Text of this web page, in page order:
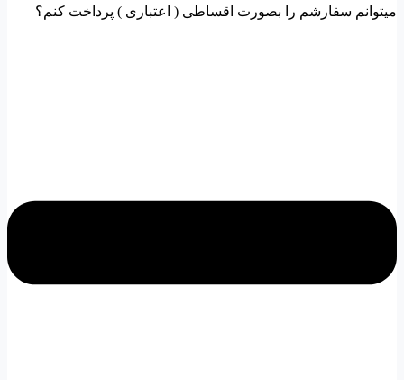
میتوانم سفارشم را بصورت اقساطی ( اعتباری ) پرداخت کنم؟